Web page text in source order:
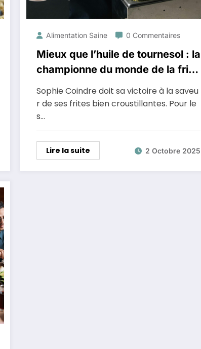
Alimentation Saine 0 Commentaires
Mieux que l’huile de tournesol : la
championne du monde de la frite
préfère utiliser ça
Sophie Coindre doit sa victoire à la saveu
r de ses frites bien croustillantes. Pour le
s…
Lire la suite 2 Octobre 2025